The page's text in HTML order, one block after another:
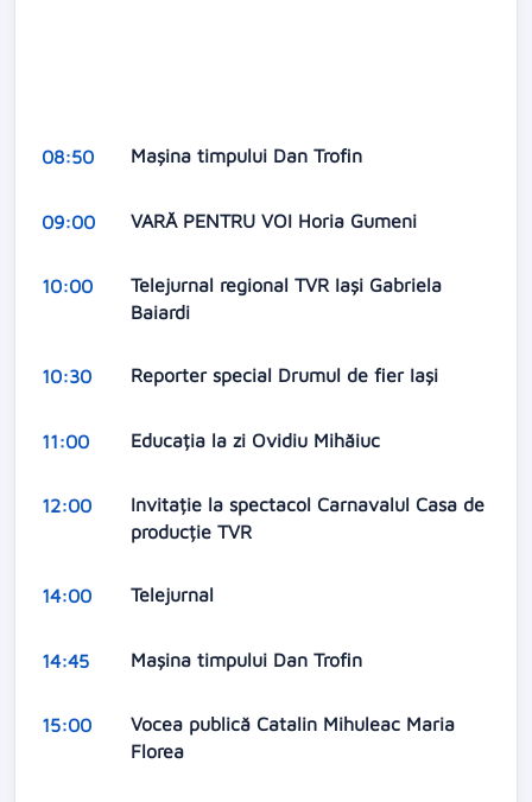
08:50 Mașina timpului Dan Trofin
09:00 VARĂ PENTRU VOI Horia Gumeni
10:00
Telejurnal regional TVR Iași Gabriela
Baiardi
10:30 Reporter special Drumul de fier Iași
11:00 Educația la zi Ovidiu Mihăiuc
12:00
Invitație la spectacol Carnavalul Casa de
producție TVR
14:00 Telejurnal
14:45 Mașina timpului Dan Trofin
15:00
Vocea publică Catalin Mihuleac Maria
Florea